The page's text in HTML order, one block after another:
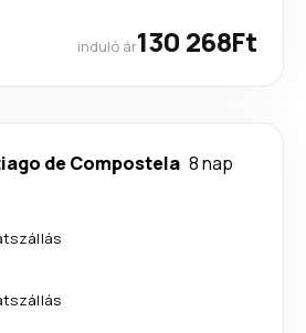
induló ár130 268Ft
de Compostela 8 nap